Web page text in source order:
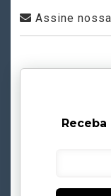
Assine